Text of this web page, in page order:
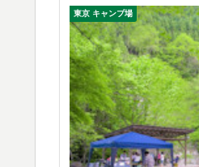
東京 キャンプ場